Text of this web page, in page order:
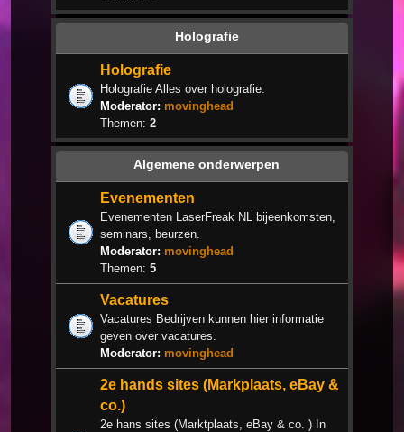
Holografie
Holografie
Holografie Alles over holografie.
Moderator: movinghead
Themen: 2
Algemene onderwerpen
Evenementen
Evenementen LaserFreak NL bijeenkomsten,
seminars, beurzen.
Moderator: movinghead
Themen: 5
Vacatures
Vacatures Bedrijven kunnen hier informatie
geven over vacatures.
Moderator: movinghead
2e hands sites (Markplaats, eBay &
co.)
2e hans sites (Marktplaats, eBay & co. ) In